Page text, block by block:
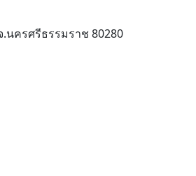
.นครศรีธรรมราช 80280